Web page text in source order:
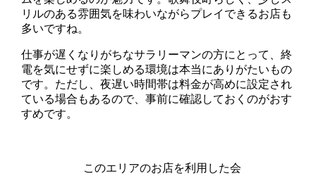
リルのある雰囲気を味わいながらプレイできるお店も
多いですね。
仕事が遅くなりがちなサラリーマンの方にとって、終
電を気にせずに楽しめる環境は本当にありがたいもの
です。ただし、夜遅い時間帯は料金が高めに設定され
ている場合もあるので、事前に確認しておくのがおす
すめです。
このエリアのお店を利用した会